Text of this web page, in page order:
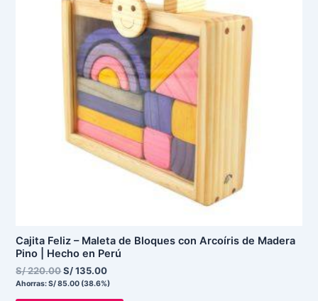
Cajita Feliz – Maleta de Bloques con Arcoíris de Madera
Pino | Hecho en Perú
S/220.00S/135.00
Ahorras:S/85.00 (38.6%)